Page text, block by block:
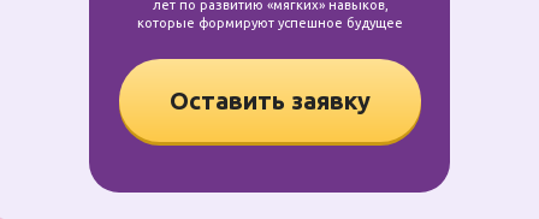
Оставить заявку
лет по развитию «мягких» навыков,
которые формируют успешное будущее